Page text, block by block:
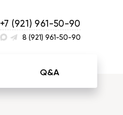
+7 (921) 961-50-90
8 (921) 961-50-90
Q&A